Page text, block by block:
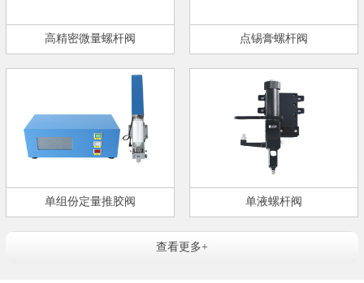
高精密微量螺杆阀 点锡膏螺杆阀
单组份定量推胶阀 单液螺杆阀
查看更多+